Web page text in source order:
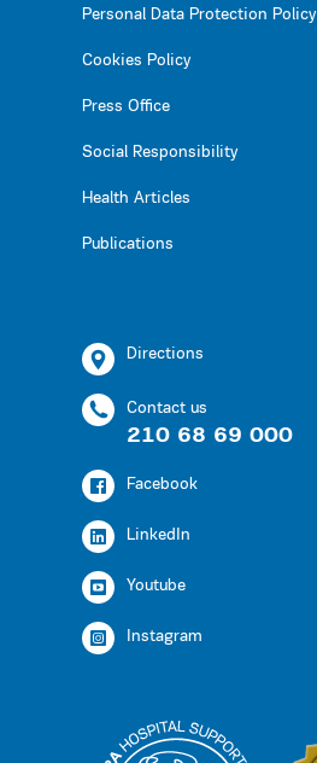
Personal Data Protection Policy
Cookies Policy
Press Office
Social Responsibility
Health Articles
Publications
Directions
Contact us
210 68 69 000
Facebook
LinkedIn
Youtube
Instagram